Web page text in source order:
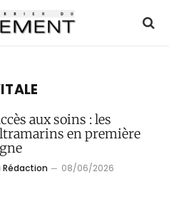
aux soins : les
en première
Rédaction 08/06/2026